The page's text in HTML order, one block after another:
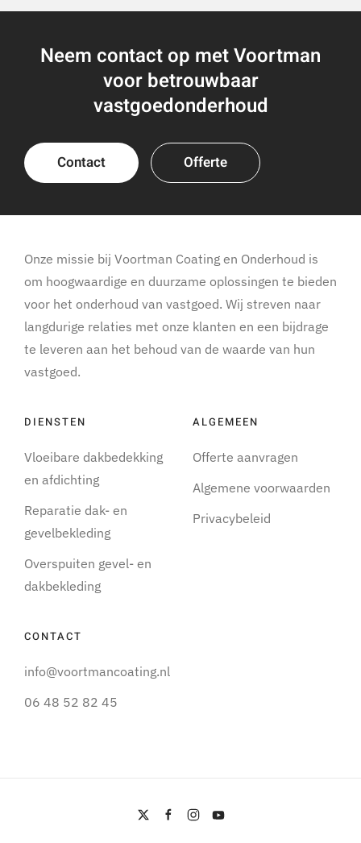
Neem contact op met Voortman
voor betrouwbaar
vastgoedonderhoud
Contact Offerte
Onze missie bij Voortman Coating en Onderhoud is
om hoogwaardige en duurzame oplossingen te bieden
voor het onderhoud van vastgoed. Wij streven naar
langdurige relaties met onze klanten en een bijdrage
te leveren aan het behoud van de waarde van hun
vastgoed.
DIENSTEN
Vloeibare dakbedekking
en afdichting
Reparatie dak- en
gevelbekleding
Overspuiten gevel- en
dakbekleding
ALGEMEEN
Offerte aanvragen
Algemene voorwaarden
Privacybeleid
CONTACT
info@voortmancoating.nl
06 48 52 82 45